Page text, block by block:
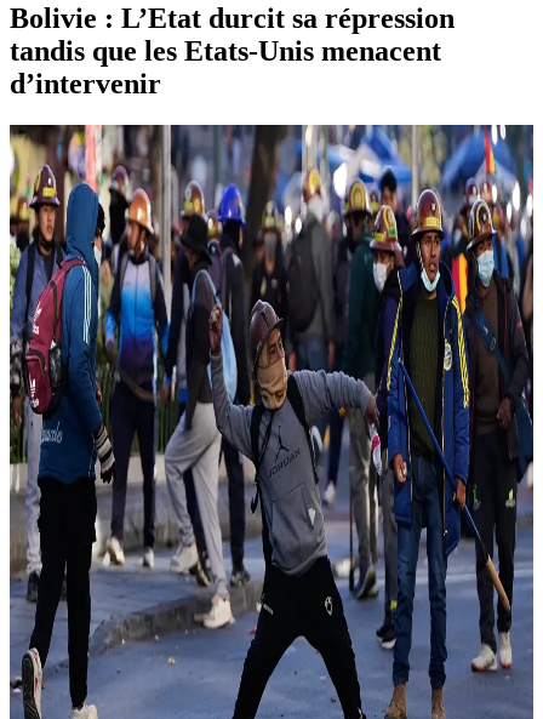
Bolivie : L’Etat durcit sa répression
tandis que les Etats-Unis menacent
d’intervenir